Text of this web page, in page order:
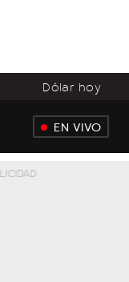
Dólar hoy
EN VIVO